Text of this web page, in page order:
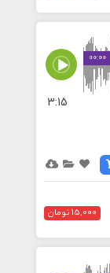
00:00
3:15
15,000 تومان